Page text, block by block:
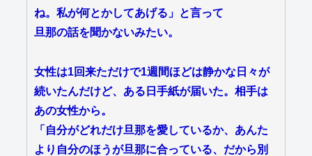
ね。私が何とかしてあげる」と言って
旦那の話を聞かないみたい。
女性は1回来ただけで1週間ほどは静かな日々が
続いたんだけど、ある日手紙が届いた。相手は
あの女性から。
「自分がどれだけ旦那を愛しているか、あんた
より自分のほうが旦那に合っている、だから別